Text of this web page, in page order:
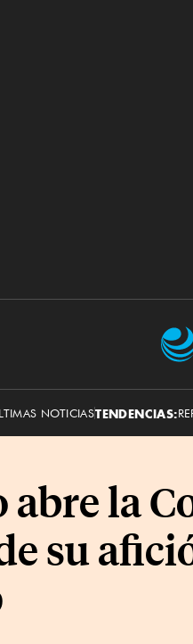
NOTICIASTENDENCIAS:
la
su